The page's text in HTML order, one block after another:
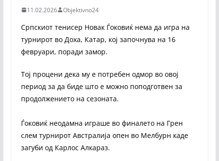
11.02.2026 Objektivno24
Српскиот тенисер Новак Ѓоковиќ нема да игра на
турнирот во Доха, Катар, кој започнува на 16
февруари, поради замор.
Тој процени дека му е потребен одмор во овој
период за да биде што е можно поподготвен за
продолжението на сезоната.
Ѓоковиќ неодамна играше во финалето на Грен
слем турнирот Австралија опен во Мелбурн каде
загуби од Карлос Алкараз.